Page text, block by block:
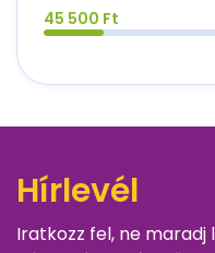
45 500 Ft
Hírlevél
Iratkozz fel, ne maradj